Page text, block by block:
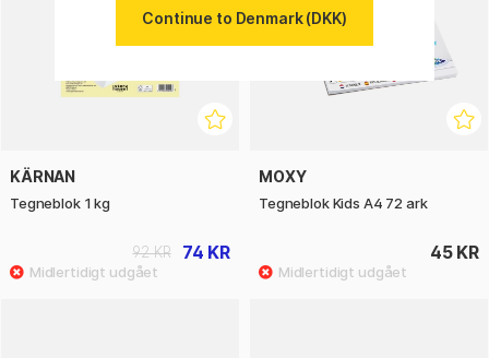
KÄRNAN
Tegneblok 1 kg
74 KR
92 KR
MOXY
Tegneblok Kids A4 72 ark
45 KR
Continue to Denmark (DKK)